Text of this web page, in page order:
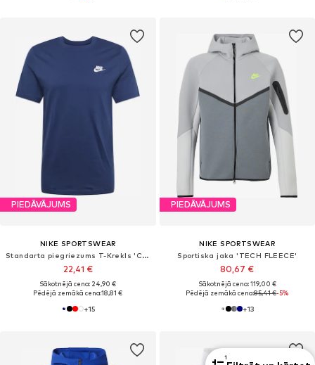
PIEDĀVĀJUMS
NIKE SPORTSWEAR
Standarta piegriezums T-Krekls 'Club'
22,41 €
Sākotnējā cena: 24,90 €
Pēdējā zemākā cena:18,81 €
+15
PIEDĀVĀJUMS
NIKE SPORTSWEAR
Sportiska jaka 'TECH FLEECE'
80,67 €
Sākotnējā cena: 119,00 €
Pēdējā zemākā cena:85,41 €-5%
+13
1